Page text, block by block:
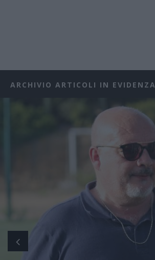
ARCHIVIO ARTICOLI IN EVIDENZA